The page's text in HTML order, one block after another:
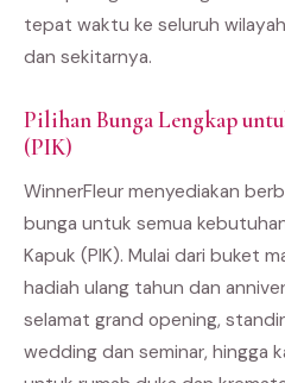
tepat waktu ke seluruh
dan sekitarnya.
Pilihan Bunga Lengkap
(PIK)
WinnerFleur menyediakan
bunga untuk semua
Kapuk (PIK). Mulai dari buket
hadiah ulang tahun dan
selamat grand opening,
wedding dan seminar, hingga